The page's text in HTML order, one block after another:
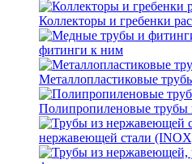
Коллекторы и гребенки
фитинги к ним
Металлопластиковые
Полипропиленовые трубы
нержавеющей стали